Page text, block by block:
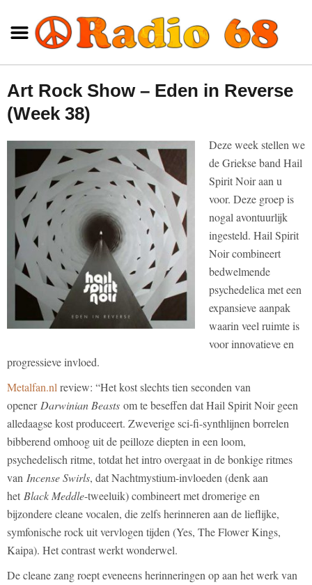
Art Rock Show – Eden in Reverse
(Week 38)
Deze week stellen we
de Griekse band Hail
Spirit Noir aan u
voor. Deze groep is
nogal avontuurlijk
ingesteld. Hail Spirit
Noir combineert
bedwelmende
psychedelica met een
expansieve aanpak
waarin veel ruimte is
voor innovatieve en
progressieve invloed.
Metalfan.nl review: “Het kost slechts tien seconden van
opener Darwinian Beasts om te beseffen dat Hail Spirit Noir geen
alledaagse kost produceert. Zweverige sci-fi-synthlijnen borrelen
bibberend omhoog uit de peilloze diepten in een loom,
psychedelisch ritme, totdat het intro overgaat in de bonkige ritmes
van Incense Swirls, dat Nachtmystium-invloeden (denk aan
het Black Meddle-tweeluik) combineert met dromerige en
bijzondere cleane vocalen, die zelfs herinneren aan de lieflijke,
symfonische rock uit vervlogen tijden (Yes, The Flower Kings,
Kaipa). Het contrast werkt wonderwel.
De cleane zang roept eveneens herinneringen op aan het werk van